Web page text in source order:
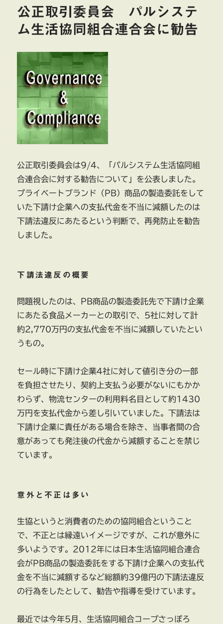
委
員
会
請
法
違
反
の
発
に
れ
て
い
わ
け
公正取引委員会 パルシステ
ム生活協同組合連合会に勧告
公正取引委員会は9/4、「パルシステム生活協同組
合連合会に対する勧告について」を公表しました。
プライベートブランド（PB）商品の製造委託をして
いた下請け企業への支払代金を不当に減額したのは
下請法違反にあたるという判断で、再発防止を勧告
しました。
下請法違反の概要
問題視したのは、PB商品の製造委託先で下請け企業
にあたる食品メーカーとの取引で、5社に対して計
約2,770万円の支払代金を不当に減額していたとい
うもの。
セール時に下請け企業4社に対して値引き分の一部
を負担させたり、契約上支払う必要がないにもかか
わらず、物流センターの利用料名目として約1430
万円を支払代金から差し引いていました。下請法は
下請け企業に責任がある場合を除き、当事者間の合
意があっても発注後の代金から減額することを禁じ
ています。
意外と不正は多い
生協というと消費者のための協同組合ということ
で、不正とは縁遠いイメージですが、これが意外に
多いようです。2012年には日本生活協同組合連合
会がPB商品の製造委託をする下請け企業への支払代
金を不当に減額するなど総額約39億円の下請法違反
の行為をしたとして、勧告や指導を受けています。
最近では今年5月、生活協同組合コープさっぽろ